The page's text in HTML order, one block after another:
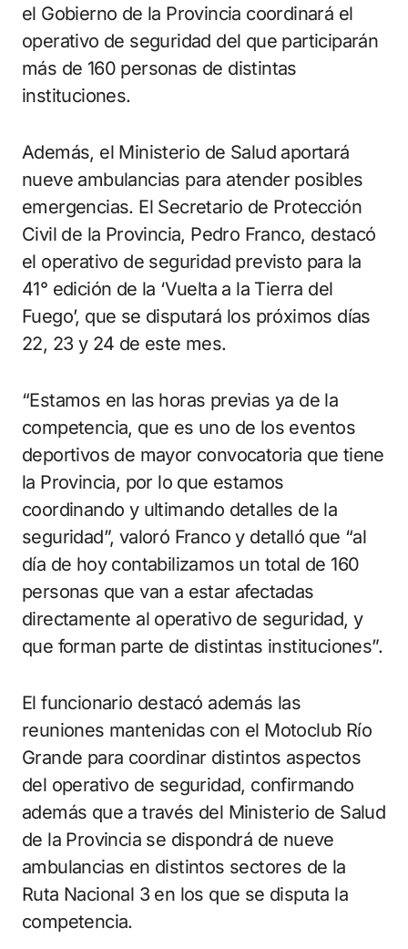
el Gobierno de la Provincia coordinará el
operativo de seguridad del que participarán
más de 160 personas de distintas
instituciones.
Además, el Ministerio de Salud aportará
nueve ambulancias para atender posibles
emergencias. El Secretario de Protección
Civil de la Provincia, Pedro Franco, destacó
el operativo de seguridad previsto para la
41° edición de la ‘Vuelta a la Tierra del
Fuego’, que se disputará los próximos días
22, 23 y 24 de este mes.
“Estamos en las horas previas ya de la
competencia, que es uno de los eventos
deportivos de mayor convocatoria que tiene
la Provincia, por lo que estamos
coordinando y ultimando detalles de la
seguridad”, valoró Franco y detalló que “al
día de hoy contabilizamos un total de 160
personas que van a estar afectadas
directamente al operativo de seguridad, y
que forman parte de distintas instituciones”.
El funcionario destacó además las
reuniones mantenidas con el Motoclub Río
Grande para coordinar distintos aspectos
del operativo de seguridad, confirmando
además que a través del Ministerio de Salud
de la Provincia se dispondrá de nueve
ambulancias en distintos sectores de la
Ruta Nacional 3 en los que se disputa la
competencia.